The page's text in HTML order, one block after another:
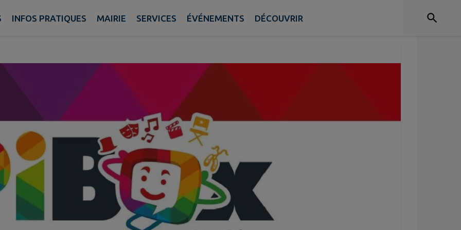
INFOS PRATIQUES MAIRIE SERVICES ÉVÉNEMENTS DÉCOUVRIR